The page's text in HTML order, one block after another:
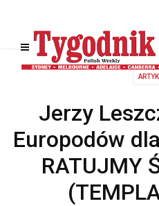
Jerzy
Europodów
RATUJMY